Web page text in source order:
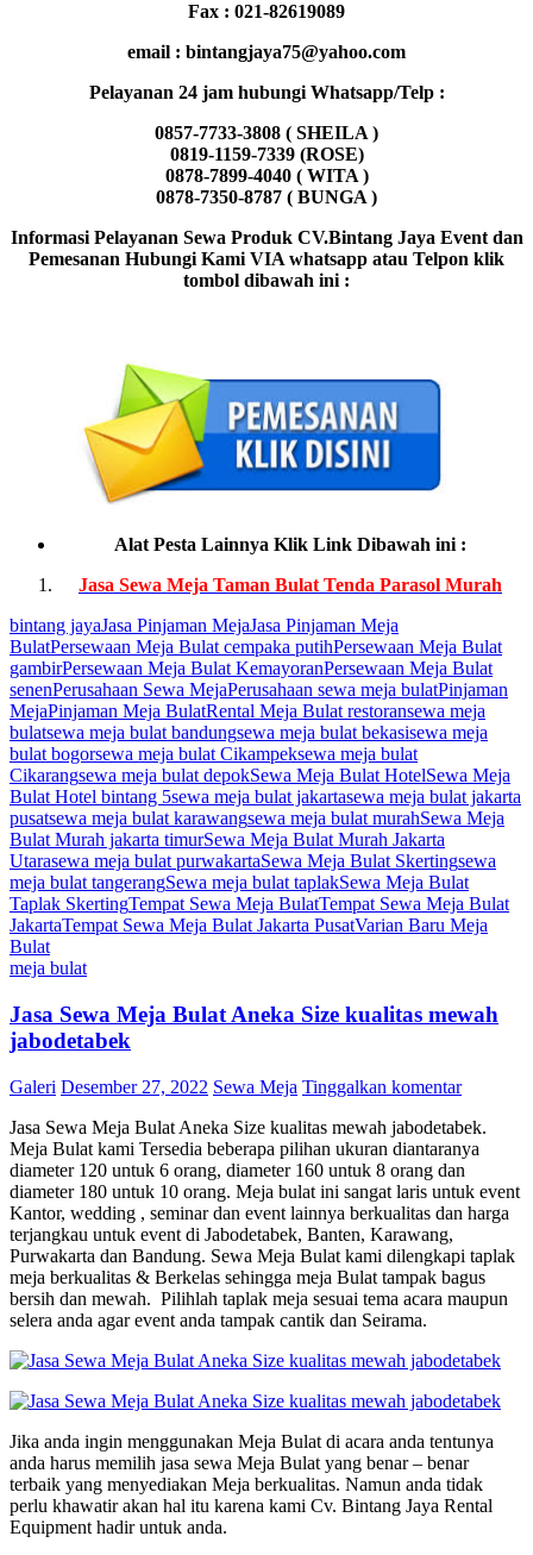
Fax : 021-82619089
email : bintangjaya75@yahoo.com
Pelayanan 24 jam hubungi Whatsapp/Telp :
0857-7733-3808 ( SHEILA )
0819-1159-7339 (ROSE)
0878-7899-4040 ( WITA )
0878-7350-8787 ( BUNGA )
Informasi Pelayanan Sewa Produk CV.Bintang Jaya Event dan
Pemesanan Hubungi Kami VIA whatsapp atau Telpon klik
tombol dibawah ini :
Alat Pesta Lainnya Klik Link Dibawah ini :
Jasa Sewa Meja Taman Bulat Tenda Parasol Murah
bintang jayaJasa Pinjaman MejaJasa Pinjaman Meja
BulatPersewaan Meja Bulat cempaka putihPersewaan Meja Bulat
gambirPersewaan Meja Bulat KemayoranPersewaan Meja Bulat
senenPerusahaan Sewa MejaPerusahaan sewa meja bulatPinjaman
MejaPinjaman Meja BulatRental Meja Bulat restoransewa meja
bulatsewa meja bulat bandungsewa meja bulat bekasisewa meja
bulat bogorsewa meja bulat Cikampeksewa meja bulat
Cikarangsewa meja bulat depokSewa Meja Bulat HotelSewa Meja
Bulat Hotel bintang 5sewa meja bulat jakartasewa meja bulat jakarta
pusatsewa meja bulat karawangsewa meja bulat murahSewa Meja
Bulat Murah jakarta timurSewa Meja Bulat Murah Jakarta
Utarasewa meja bulat purwakartaSewa Meja Bulat Skertingsewa
meja bulat tangerangSewa meja bulat taplakSewa Meja Bulat
Taplak SkertingTempat Sewa Meja BulatTempat Sewa Meja Bulat
JakartaTempat Sewa Meja Bulat Jakarta PusatVarian Baru Meja
Bulat
meja bulat
Jasa Sewa Meja Bulat Aneka Size kualitas mewah
jabodetabek
Galeri Desember 27, 2022 Sewa Meja Tinggalkan komentar
Jasa Sewa Meja Bulat Aneka Size kualitas mewah jabodetabek.
Meja Bulat kami Tersedia beberapa pilihan ukuran diantaranya
diameter 120 untuk 6 orang, diameter 160 untuk 8 orang dan
diameter 180 untuk 10 orang. Meja bulat ini sangat laris untuk event
Kantor, wedding , seminar dan event lainnya berkualitas dan harga
terjangkau untuk event di Jabodetabek, Banten, Karawang,
Purwakarta dan Bandung. Sewa Meja Bulat kami dilengkapi taplak
meja berkualitas & Berkelas sehingga meja Bulat tampak bagus
bersih dan mewah. Pilihlah taplak meja sesuai tema acara maupun
selera anda agar event anda tampak cantik dan Seirama.
Jika anda ingin menggunakan Meja Bulat di acara anda tentunya
anda harus memilih jasa sewa Meja Bulat yang benar – benar
terbaik yang menyediakan Meja berkualitas. Namun anda tidak
perlu khawatir akan hal itu karena kami Cv. Bintang Jaya Rental
Equipment hadir untuk anda.